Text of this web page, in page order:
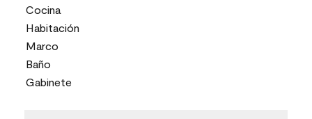
Cocina
Habitación
Marco
Baño
Gabinete